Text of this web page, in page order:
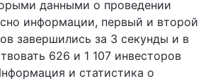
данными о проведении
информации, первый и второй
завершились за 3 секунды и в
626 и 1 107 инвесторов
и статистика о